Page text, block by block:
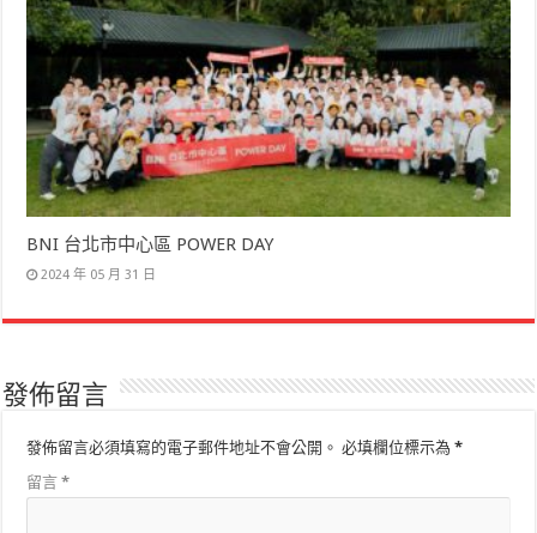
BNI 台北市中心區 POWER DAY
2024 年 05 月 31 日
發佈留言
發佈留言必須填寫的電子郵件地址不會公開。 必填欄位標示為*
留言*